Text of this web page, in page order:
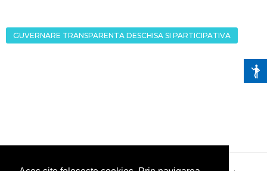
GUVERNARE TRANSPARENTA DESCHISA SI PARTICIPATIVA